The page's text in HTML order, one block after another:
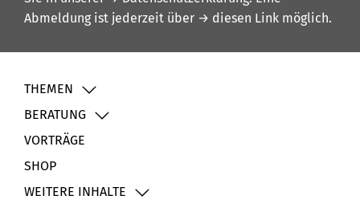
Abmeldung ist jederzeit über → diesen Link möglich.
THEMEN
BERATUNG
VORTRÄGE
SHOP
WEITERE INHALTE